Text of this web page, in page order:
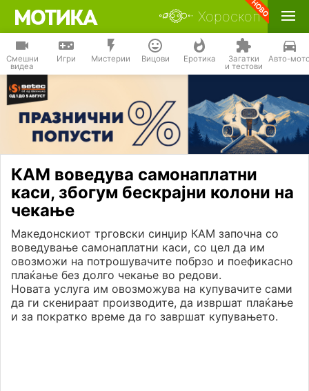
Хороскоп
Смешни
видеа
Игри Мистерии Вицови Еротика Загатки
и тестови
Авто-
КАМ воведува самонаплатни
каси, збогум бескрајни колони на
чекање
Македонскиот трговски синџир КАМ започна со
воведување самонаплатни каси, со цел да им
овозможи на потрошувачите побрзо и поефикасно
плаќање без долго чекање во редови.
Новата услуга им овозможува на купувачите сами
да ги скенираат производите, да извршат плаќање
и за пократко време да го завршат купувањето.